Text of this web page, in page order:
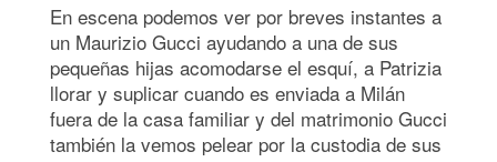
En escena podemos ver por breves instantes a
un Maurizio Gucci ayudando a una de sus
pequeñas hijas acomodarse el esquí, a Patrizia
llorar y suplicar cuando es enviada a Milán
fuera de la casa familiar y del matrimonio Gucci
también la vemos pelear por la custodia de sus